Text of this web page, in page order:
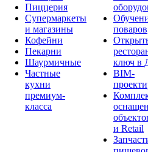
Пиццерия
Супермаркеты
и магазины
Кофейни
Пекарни
Шаурмичные
Частные
кухни
премиум-
класса
поваров
ключ в
BIM-
и Retail